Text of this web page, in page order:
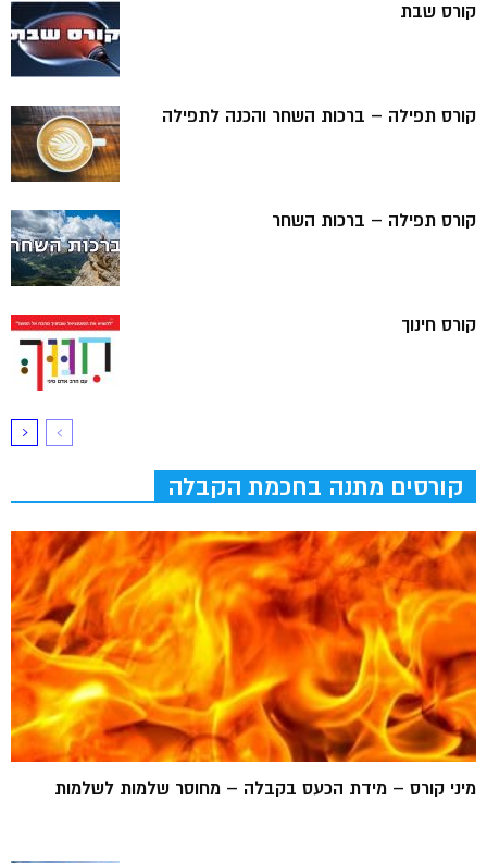
קורס שבת
קורס תפילה – ברכות השחר והכנה לתפילה
קורס תפילה – ברכות השחר
קורס חינוך
קורסים מתנה בחכמת הקבלה
מיני קורס – מידת הכעס בקבלה – מחוסר שלמות לשלמות